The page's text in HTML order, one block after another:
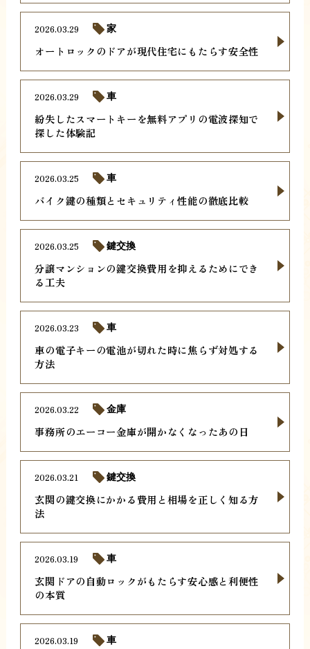
オートロックのドアが現代住宅にもたらす安全性
2026.03.29 家
紛失したスマートキーを無料アプリの電波探知で
探した体験記
2026.03.29 車
バイク鍵の種類とセキュリティ性能の徹底比較
2026.03.25 車
分譲マンションの鍵交換費用を抑えるためにでき
る工夫
2026.03.25 鍵交換
車の電子キーの電池が切れた時に焦らず対処する
方法
2026.03.23 車
事務所のエーコー金庫が開かなくなったあの日
2026.03.22 金庫
玄関の鍵交換にかかる費用と相場を正しく知る方
法
2026.03.21 鍵交換
玄関ドアの自動ロックがもたらす安心感と利便性
の本質
2026.03.19 車
2026.03.19 車